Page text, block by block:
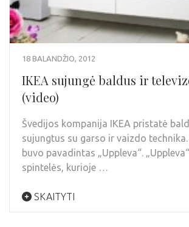
18 BALANDŽIO, 2012
IKEA sujungė baldus ir
(video)
Švedijos kompanija IKEA pristatė
sujungtus su garso ir vaizdo
buvo pavadintas „Uppleva“.
spintelės, kurioje …
SKAITYTI